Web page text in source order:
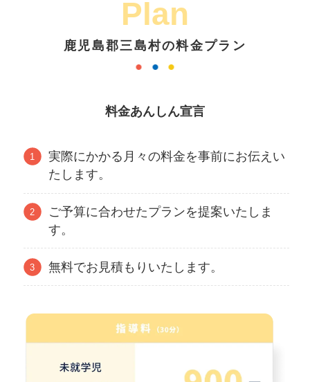
Plan
鹿児島郡三島村の料金プラン
料金あんしん宣言
実際にかかる月々の料金を事前にお伝えい
たします。
ご予算に合わせたプランを提案いたしま
す。
無料でお見積もりいたします。